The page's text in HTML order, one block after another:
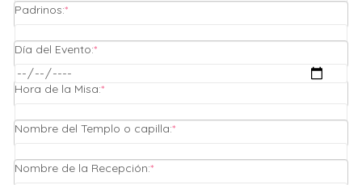
Padrinos:*(required)
Día del Evento:*(required)
Hora de la Misa:*(required)
Nombre del Templo o capilla:*(required)
Nombre de la Recepción:*(required)